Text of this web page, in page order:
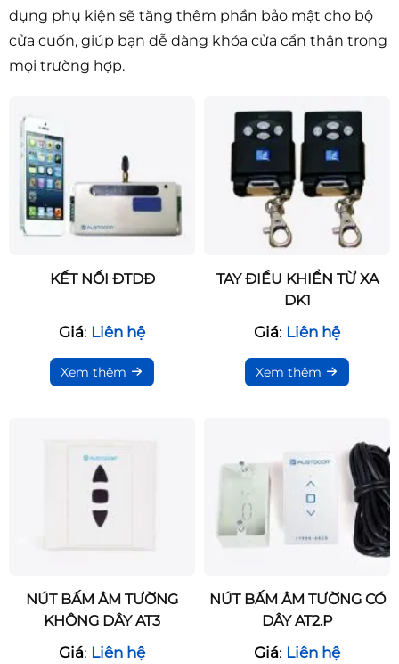
dụng phụ kiện sẽ tăng thêm phần bảo mật cho bộ
cửa cuốn, giúp bạn dễ dàng khóa cửa cẩn thận trong
mọi trường hợp.
KẾT NỐI ĐTDĐ
Giá: Liên hệ
Xem thêm
TAY ĐIỀU KHIỂN TỪ XA
DK1
Giá: Liên hệ
Xem thêm
NÚT BẤM ÂM TƯỜNG
KHÔNG DÂY AT3
Giá: Liên hệ
NÚT BẤM ÂM TƯỜNG CÓ
DÂY AT2.P
Giá: Liên hệ